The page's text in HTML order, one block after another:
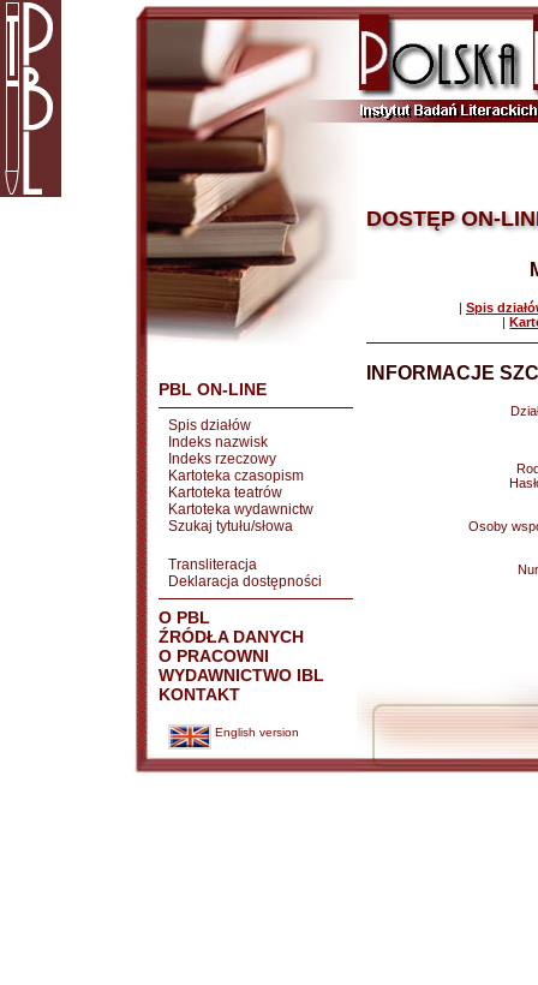
PBL ON-LINE
Spis działów
Indeks nazwisk
Indeks rzeczowy
Kartoteka czasopism
Kartoteka teatrów
Kartoteka wydawnictw
Szukaj tytułu/słowa
Transliteracja
Deklaracja dostępności
O PBL
ŹRÓDŁA DANYCH
O PRACOWNI
WYDAWNICTWO IBL
KONTAKT
English version
DOSTĘP ON-
| Spis
|
INFORMACJE
Osoby